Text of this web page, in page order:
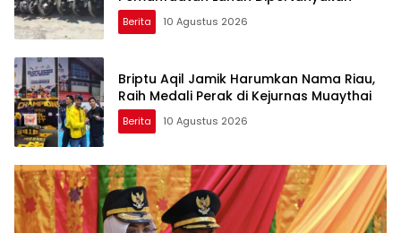
Berita 10 Agustus 2026
Briptu Aqil Jamik Harumkan Nama Riau,
Raih Medali Perak di Kejurnas Muaythai
Berita 10 Agustus 2026